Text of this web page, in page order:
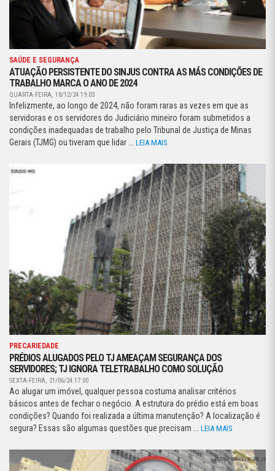
SAÚDE E SEGURANÇA
ATUAÇÃO PERSISTENTE DO SINJUS CONTRA AS MÁS CONDIÇÕES DE
TRABALHO MARCA O ANO DE 2024
QUARTA-FEIRA, 18/12/24 19:03
Infelizmente, ao longo de 2024, não foram raras as vezes em que as
servidoras e os servidores do Judiciário mineiro foram submetidos a
condições inadequadas de trabalho pelo Tribunal de Justiça de Minas
Gerais (TJMG) ou tiveram que lidar ... LEIA MAIS
PRECARIEDADE
PRÉDIOS ALUGADOS PELO TJ AMEAÇAM SEGURANÇA DOS
SERVIDORES; TJ IGNORA TELETRABALHO COMO SOLUÇÃO
SEXTA-FEIRA, 21/06/24 17:00
Ao alugar um imóvel, qualquer pessoa costuma analisar critérios
básicos antes de fechar o negócio. A estrutura do prédio está em boas
condições? Quando foi realizada a última manutenção? A localização é
segura? Essas são algumas questões que precisam ... LEIA MAIS